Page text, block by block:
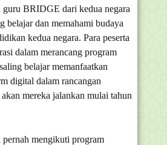
guru BRIDGE dari kedua negara
belajar dan memahami budaya
kedua negara. Para peserta
dalam merancang program
belajar memanfaatkan
digital dalam rancangan
mereka jalankan mulai tahun
pernah mengikuti program